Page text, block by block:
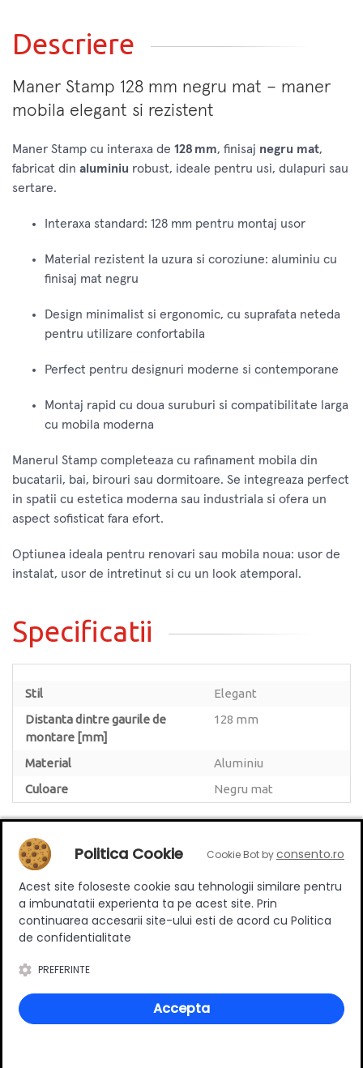
Descriere
Maner Stamp 128 mm negru mat – maner
mobila elegant si rezistent
Maner Stamp cu interaxa de 128 mm, finisaj negru mat,
fabricat din aluminiu robust, ideale pentru usi, dulapuri sau
sertare.
Interaxa standard: 128 mm pentru montaj usor
Material rezistent la uzura si coroziune: aluminiu cu
finisaj mat negru
Design minimalist si ergonomic, cu suprafata neteda
pentru utilizare confortabila
Perfect pentru designuri moderne si contemporane
Montaj rapid cu doua suruburi si compatibilitate larga
cu mobila moderna
Manerul Stamp completeaza cu rafinament mobila din
bucatarii, bai, birouri sau dormitoare. Se integreaza perfect
in spatii cu estetica moderna sau industriala si ofera un
aspect sofisticat fara efort.
Optiunea ideala pentru renovari sau mobila noua: usor de
instalat, usor de intretinut si cu un look atemporal.
Specificatii
Stil
Elegant
Distanta dintre gaurile de
montare [mm]
128 mm
Material
Aluminiu
Culoare
Negru mat
Review-uri
Deții sau ai utilizat produsul?
Spune-ți părerea acordând o nota produsului
Politica Cookie Cookie Bot byconsento.ro
Acest site foloseste cookie sau tehnologii similare pentru
a imbunatatii experienta ta pe acest site. Prin
continuarea accesarii site-ului esti de acord cu Politica
de confidentialitate
PREFERINTE
Accepta